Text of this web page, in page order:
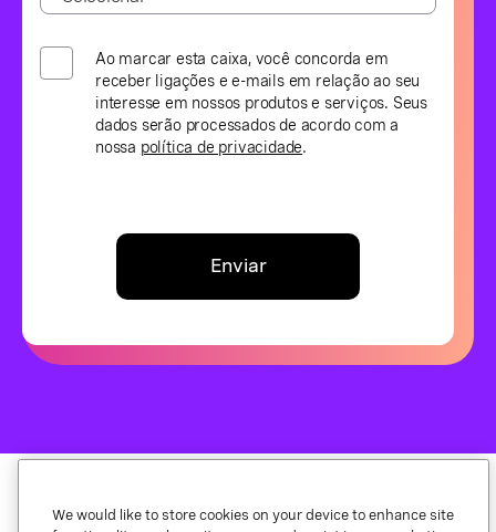
Ao marcar esta caixa, você concorda em
receber ligações e e-mails em relação ao seu
interesse em nossos produtos e serviços. Seus
dados serão processados de acordo com a
nossa política de privacidade.
Enviar
We would like to store cookies on your device to enhance site